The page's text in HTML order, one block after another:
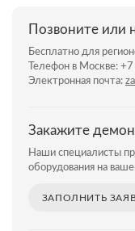
Позвоните или
Бесплатно для
Телефон в Москве: +7
Электронная почта:
Закажите
Наши специалисты
оборудования на
ЗАПОЛНИТЬ